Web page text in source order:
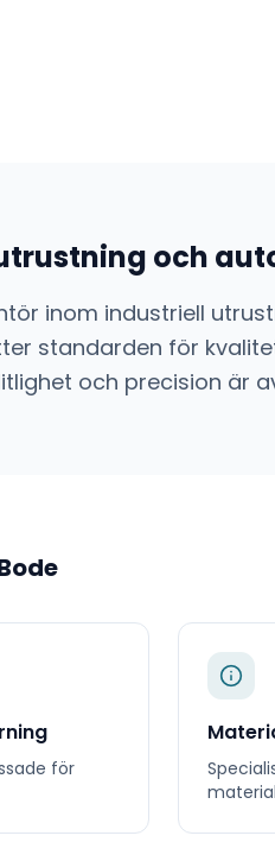
och
inom industriell
standarden för
och precision är
för